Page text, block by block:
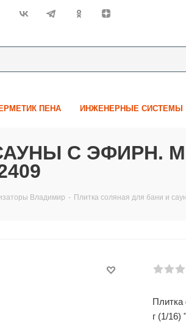
ПЕНА ИНЖЕНЕРНЫЕ СИСТЕМЫ
С ЭФИРН.
Владимир - Плитка соляная для бани и
Плитка
г (1/